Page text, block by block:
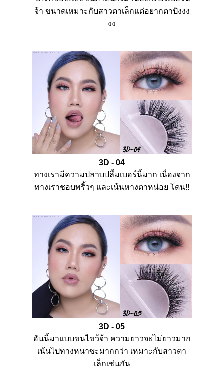
จ้า ขนาดเหมาะกับสาวตาเล็กแต่อยากตาปังงง
งง
3D - 04
ทางเรามีความปลาบปลื้มเบอร์นี้มาก เนื่องจาก
ทางเราชอบพริ้วๆ และเน้นหางตาหน่อย โดน!!
3D - 05
อันนี้มาแบบขนไขว้จ้า ความยาวจะไม่ยาวมาก
เน้นไปทางหนาซะมากกว่า เหมาะกับสาวตา
เล็กเช่นกัน